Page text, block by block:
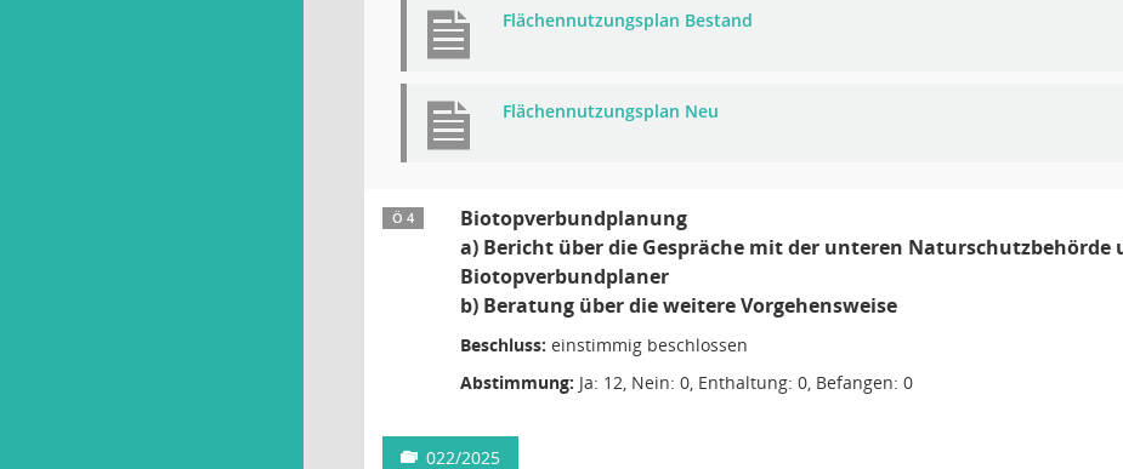
Flächennutzungsplan Bestand
Flächennutzungsplan Neu
Ö 4
Biotopverbundplanung
a) Bericht über die Gespräche mit der unteren Naturschutzbehörde
Biotopverbundplaner
b) Beratung über die weitere Vorgehensweise
Beschluss: einstimmig beschlossen
Abstimmung: Ja: 12, Nein: 0, Enthaltung: 0, Befangen: 0
022/2025